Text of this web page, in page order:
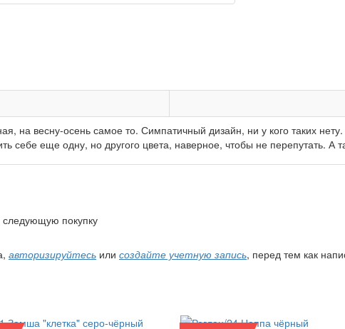
на весну-осень самое то. Симпатичный дизайн, ни у кого таких
себе еще одну, но другого цвета, наверное, чтобы не перепутать. А
следующую покупку
авторизируйтесь или создайте учетную запись, перед тем как